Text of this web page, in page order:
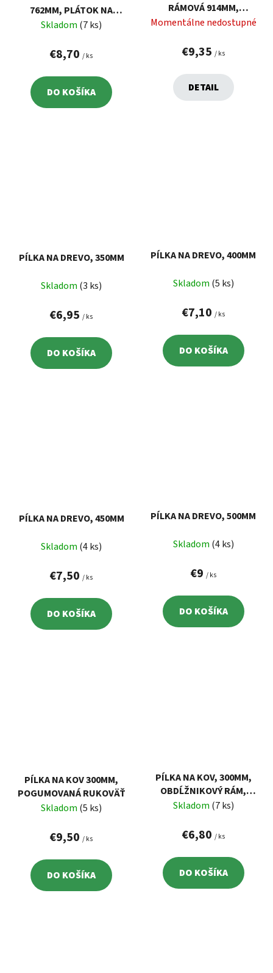
762MM, PLÁTOK NA
SUCHÉ DREVO
Skladom (7 ks)
€8,70 / ks
DO KOŠÍKA
RÁMOVÁ 914MM,
PLÁTOK NA SUCHÉ
Momentálne nedostupné
€9,35 / ks
DETAIL
PÍLKA NA DREVO, 350MM
Skladom (3 ks)
€6,95 / ks
DO KOŠÍKA
PÍLKA NA DREVO, 400MM
Skladom (5 ks)
€7,10 / ks
DO KOŠÍKA
PÍLKA NA DREVO, 450MM
Skladom (4 ks)
€7,50 / ks
DO KOŠÍKA
PÍLKA NA DREVO, 500MM
Skladom (4 ks)
€9 / ks
DO KOŠÍKA
PÍLKA NA KOV 300MM,
POGUMOVANÁ RUKOVÄŤ
Skladom (5 ks)
€9,50 / ks
DO KOŠÍKA
PÍLKA NA KOV, 300MM,
OBDĹŽNIKOVÝ RÁM,
PLASTOVÁ RUKOVÄŤ
Skladom (7 ks)
€6,80 / ks
DO KOŠÍKA